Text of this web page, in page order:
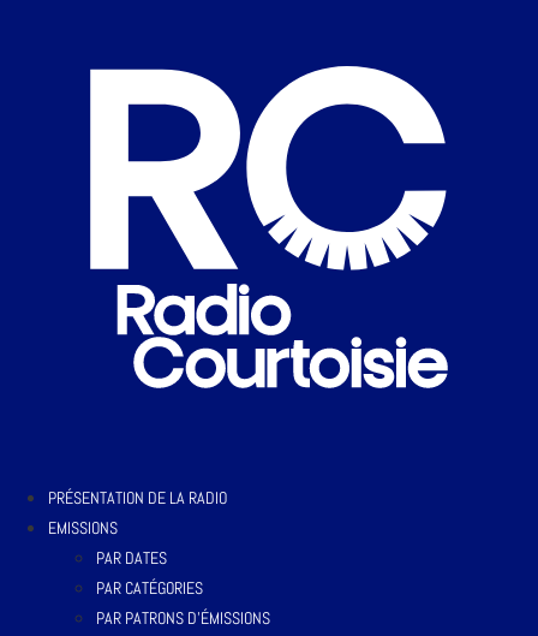
PRÉSENTATION DE LA RADIO
EMISSIONS
PAR DATES
PAR CATÉGORIES
PAR PATRONS D’ÉMISSIONS